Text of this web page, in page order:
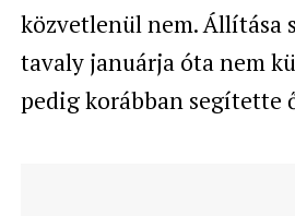
közvetlenül nem. Állítása
tavaly januárja óta nem
pedig korábban segítette